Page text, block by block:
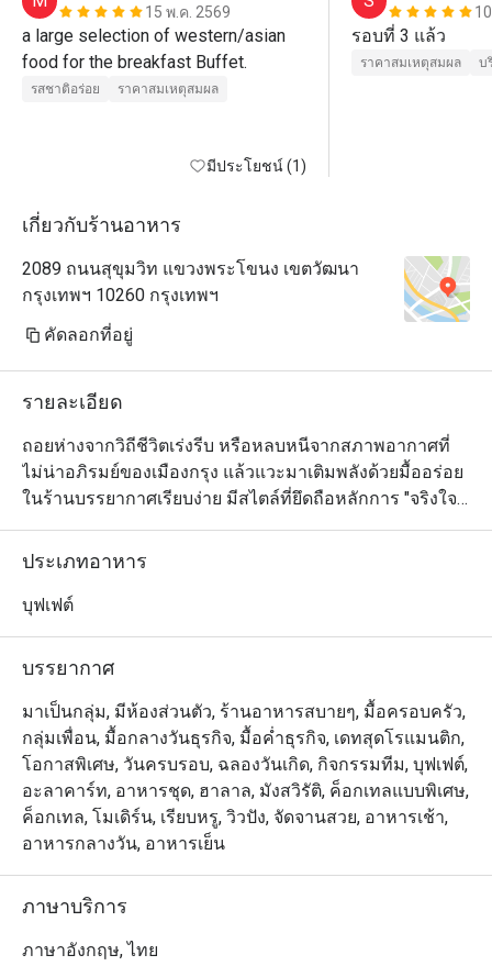
15 พ.ค. 2569
a large selection of western/asian
รสชาติอร่อย ราคาสมเหตุสมผล
มีประโยชน์ (1)
ราคาสมเหตุสมผล บ
เกี่ยวกับร้านอาหาร
2089 ถนนสุขุมวิท แขวงพระโขนง เขตวัฒนา
กรุงเทพฯ 10260 กรุงเทพฯ
คัดลอกที่อยู่
รายละเอียด
ถอยห่างจากวิถีชีวิตเร่งรีบ หรือหลบหนีจากสภาพอากาศที่
ไม่น่าอภิรมย์ของเมืองกรุง แล้วแวะมาเติมพลังด้วยมื้ออร่อย
ในร้านบรรยากาศเรียบง่าย มีสไตล์ที่ยึดถือหลักการ "จริงใจ
ไม่เอารัดเอาเปรียบ" โดยเมนูอาหารเช้า กลางวัน และเย็นที่
กรีนเฮ้าส์นั้น ปรุงขึ้นจากวัตถุดิบคุณภาพดีที่หาได้ในท้องถิ่น
เพื่อเอาใจนักทานเกือบทุกรสนิยมอย่างแท้จริง ลูกค้า
ประเภทอาหาร
บุฟเฟต์
บรรยากาศ
มาเป็นกลุ่ม, มีห้องส่วนตัว, ร้านอาหารสบายๆ, มื้อครอบครัว,
กลุ่มเพื่อน, มื้อกลางวันธุรกิจ, มื้อค่ำธุรกิจ, เดทสุดโรแมนติก,
โอกาสพิเศษ, วันครบรอบ, ฉลองวันเกิด, กิจกรรมทีม, บุฟเฟต์,
อะลาคาร์ท, อาหารชุด, ฮาลาล, มังสวิรัติ, ค็อกเทลแบบพิเศษ,
ค็อกเทล, โมเดิร์น, เรียบหรู, วิวปัง, จัดจานสวย, อาหารเช้า,
อาหารกลางวัน, อาหารเย็น
ภาษาบริการ
ภาษาอังกฤษ, ไทย